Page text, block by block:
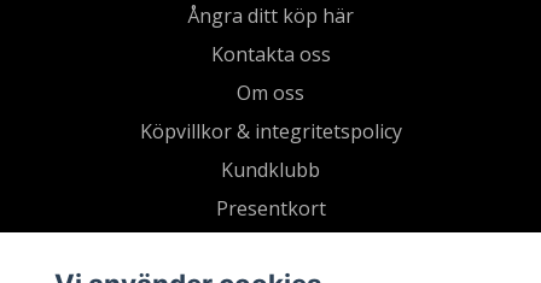
Ångra ditt köp här
Kontakta oss
Om oss
Köpvillkor & integritetspolicy
Kundklubb
Presentkort